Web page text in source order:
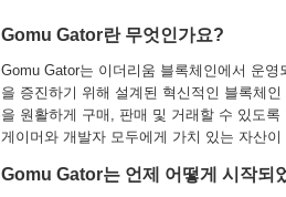
Gomu Gator란 무엇인가요?
Gomu Gator는 이더리움 블록체인에서 운
을 증진하기 위해 설계된 혁신적인 블록체
을 원활하게 구매, 판매 및 거래할 수 있도
게이머와 개발자 모두에게 가치 있는 자산이
Gomu Gator는 언제 어떻게 시작되